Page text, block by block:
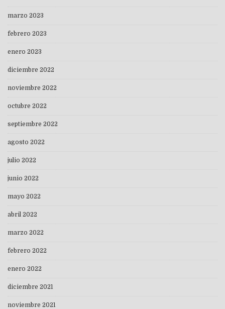
marzo 2023
febrero 2023
enero 2023
diciembre 2022
noviembre 2022
octubre 2022
septiembre 2022
agosto 2022
julio 2022
junio 2022
mayo 2022
abril 2022
marzo 2022
febrero 2022
enero 2022
diciembre 2021
noviembre 2021